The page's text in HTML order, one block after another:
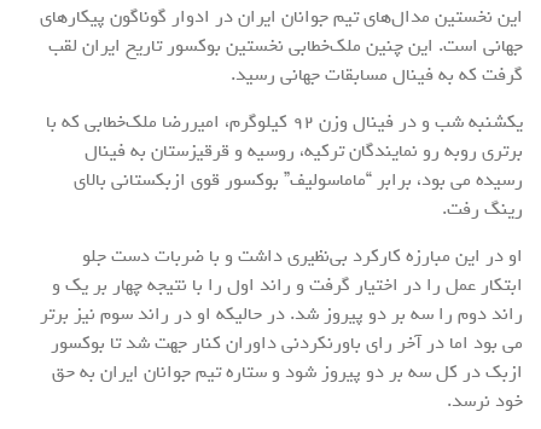
این نخستین مدال‌های تیم جوانان ایران در ادوار گوناگون پیکارهای
جهانی است. این چنین ملک‌خطابی نخستین بوکسور تاریخ ایران لقب
گرفت که به فینال مسابقات جهانی ‌رسید.
یکشنبه شب و در فینال وزن ۹۲ کیلوگرم، امیررضا ملک‌خطابی که با
برتری روبه رو نمایندگان ترکیه، روسیه و قرقیزستان به فینال
رسیده می بود، برابر “ماماسولیف” بوکسور قوی ازبکستانی بالای
رینگ رفت.
او در این مبارزه کارکرد بی‌نظیری داشت و با ضربات دست جلو
ابتکار عمل را در اختیار گرفت و راند اول را با نتیجه چهار بر یک و
راند دوم را سه بر دو پیروز شد. در حالیکه او در راند سوم نیز برتر
می بود اما در آخر رای باورنکردنی داوران کنار جهت شد تا بوکسور
ازبک در کل سه بر دو پیروز شود و ستاره تیم جوانان ایران به حق
خود نرسد.